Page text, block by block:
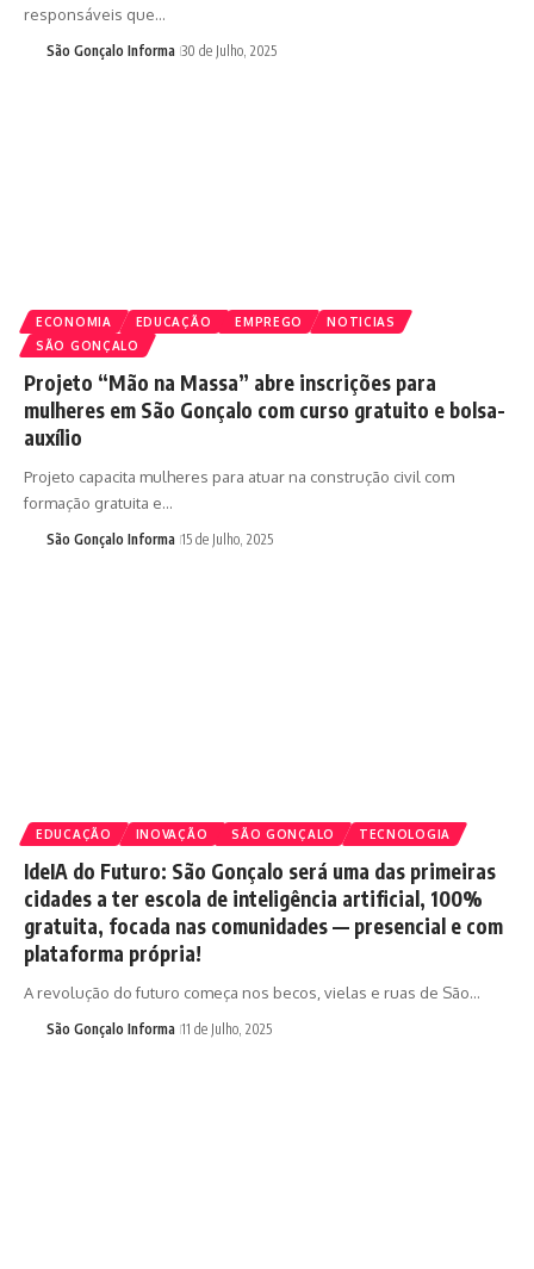
responsáveis que…
São Gonçalo Informa 30 de Julho, 2025
ECONOMIA EDUCAÇÃO EMPREGO
NOTICIAS
SÃO GONÇALO
Projeto “Mão na Massa” abre inscrições para
mulheres em São Gonçalo com curso gratuito e bolsa-
auxílio
Projeto capacita mulheres para atuar na construção civil com
formação gratuita e…
São Gonçalo Informa 15 de Julho, 2025
EDUCAÇÃO INOVAÇÃO SÃO GONÇALO TECNOLOGIA
IdeIA do Futuro: São Gonçalo será uma das primeiras
cidades a ter escola de inteligência artificial, 100%
gratuita, focada nas comunidades — presencial e com
plataforma própria!
A revolução do futuro começa nos becos, vielas e ruas de São…
São Gonçalo Informa 11 de Julho, 2025